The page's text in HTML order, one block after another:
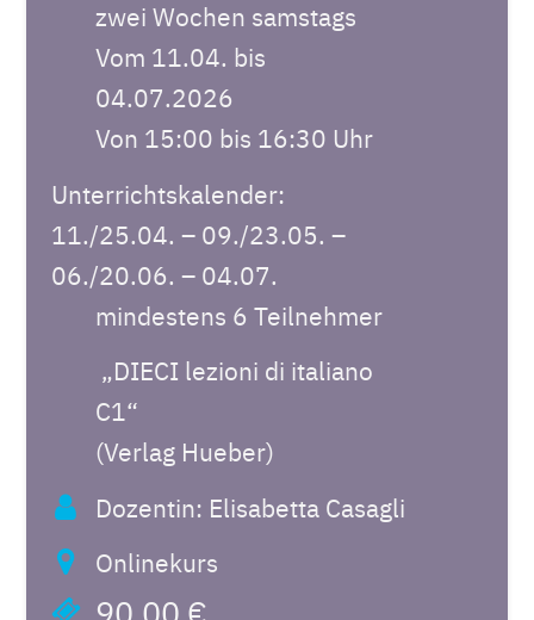
zwei Wochen samstags
Vom 11.04. bis
04.07.2026
Von 15:00 bis 16:30 Uhr
Unterrichtskalender:
11./25.04. – 09./23.05. –
06./20.06. – 04.07.
mindestens 6 Teilnehmer
„DIECI lezioni di italiano
C1“
(Verlag Hueber)
Dozentin: Elisabetta Casagli
Onlinekurs
90,00 €